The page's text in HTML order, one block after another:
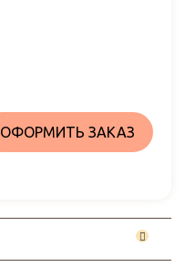
ОФОРМИТЬ ЗАКАЗ